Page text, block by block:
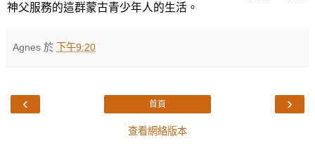
神父服務的這群蒙古青少年人的生活。
Agnes 於 下午9:20
‹ ›
首頁
查看網絡版本